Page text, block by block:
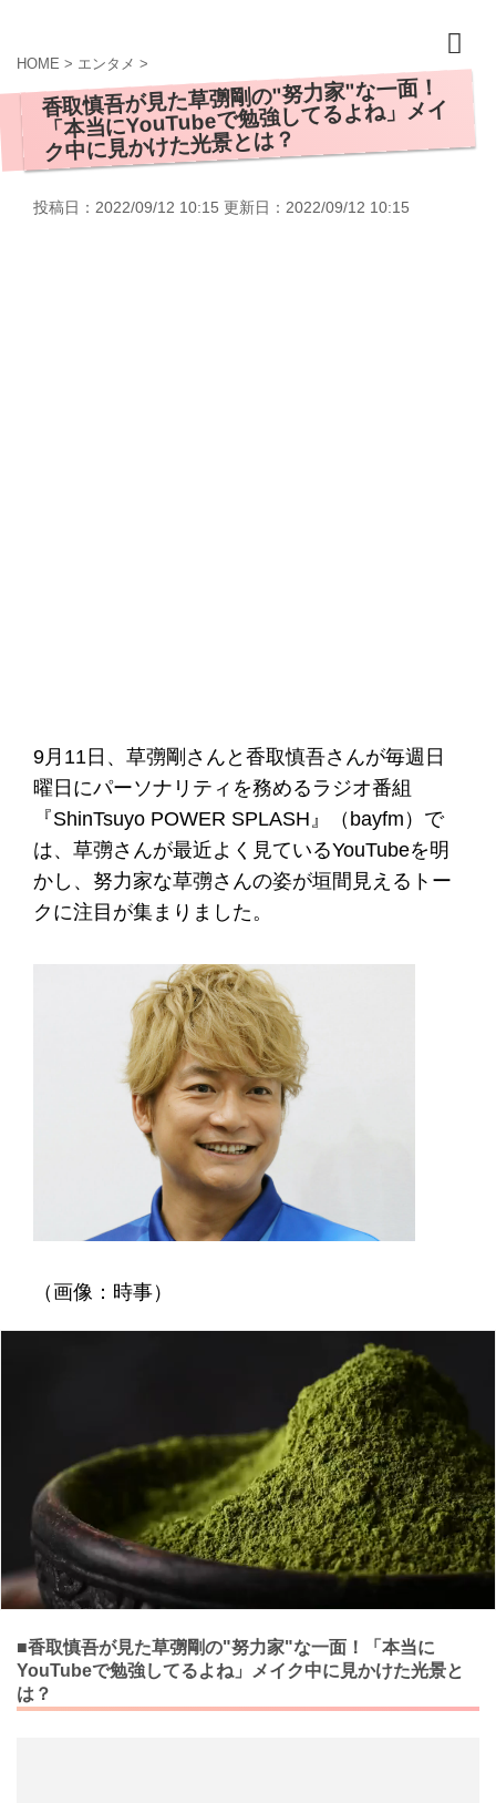
HOME > エンタメ >
香取慎吾が見た草彅剛の"努力家"な一面！
「本当にYouTubeで勉強してるよね」メイ
ク中に見かけた光景とは？
投稿日：2022/09/12 10:15 更新日： 2022/09/12 10:15
9月11日、草彅剛さんと香取慎吾さんが毎週日
曜日にパーソナリティを務めるラジオ番組
『ShinTsuyo POWER SPLASH』（bayfm）で
は、草彅さんが最近よく見ているYouTubeを明
かし、努力家な草彅さんの姿が垣間見えるトー
クに注目が集まりました。
（画像：時事）
■香取慎吾が見た草彅剛の"努力家"な一面！「本当に
YouTubeで勉強してるよね」メイク中に見かけた光景と
は？